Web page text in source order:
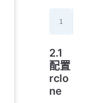
2.1
配置
rclo
ne